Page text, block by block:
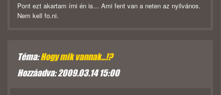
Pont ezt akartam írni én is... Ami fent van a neten az nyilvános.
Nem kell fo.ni.
Téma:Hogy mik vannak...!?
Hozzáadva: 2009.03.14 15:00